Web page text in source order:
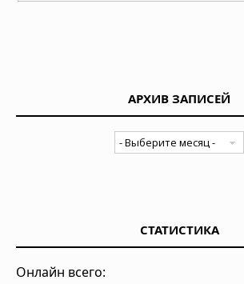
АРХИВ ЗАПИСЕЙ
СТАТИСТИКА
Онлайн всего: